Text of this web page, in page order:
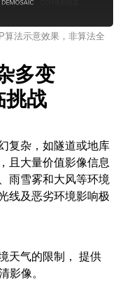
算法示意效果，非算法全
多变
挑战
复杂，如隧道或地库
且大量价值影像信息
雨雪雾和大风等环境
线及恶劣环境影响极
天气的限制， 提供
影像。